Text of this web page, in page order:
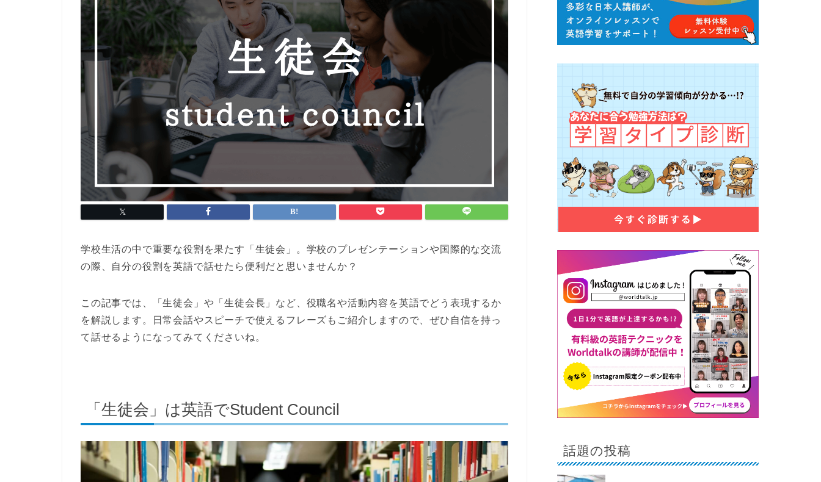
学校生活の中で重要な役割を果たす「生徒会」。学校のプレゼンテーションや国際的な交流
の際、自分の役割を英語で話せたら便利だと思いませんか？
この記事では、「生徒会」や「生徒会長」など、役職名や活動内容を英語でどう表現するか
を解説します。日常会話やスピーチで使えるフレーズもご紹介しますので、ぜひ自信を持っ
て話せるようになってみてくださいね。
「生徒会」は英語でStudent Council
話題の投稿